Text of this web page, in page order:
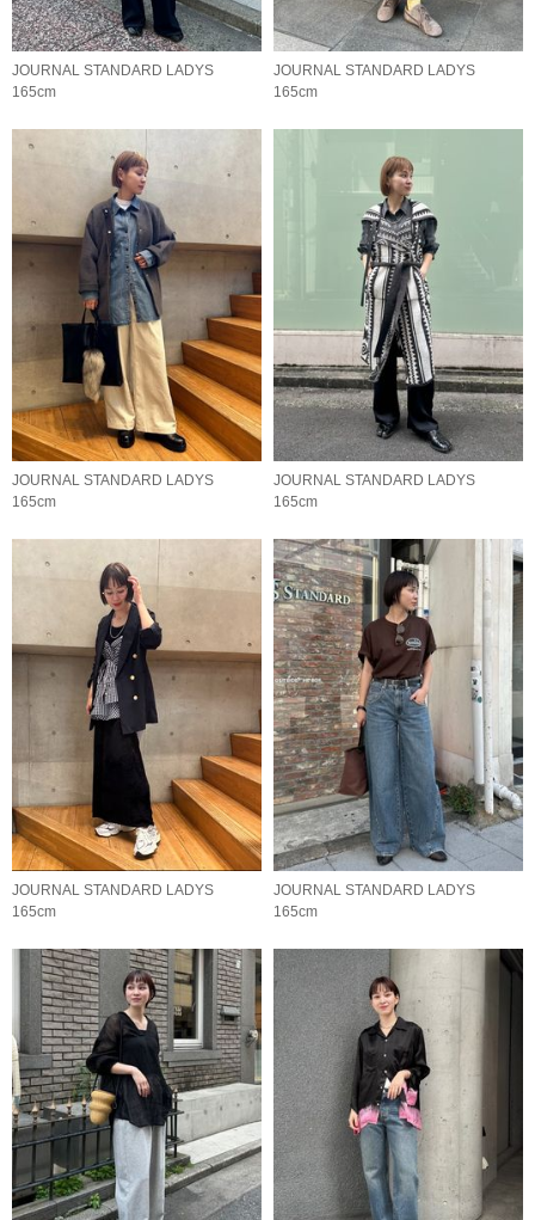
JOURNAL STANDARD LADYS
165cm
JOURNAL STANDARD LADYS
165cm
JOURNAL STANDARD LADYS
165cm
JOURNAL STANDARD LADYS
165cm
JOURNAL STANDARD LADYS
165cm
JOURNAL STANDARD LADYS
165cm